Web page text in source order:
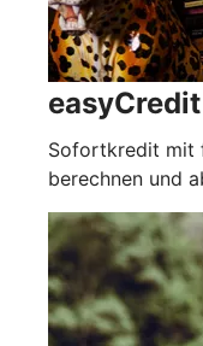
easyCredit
Sofortkredit mit
berechnen und